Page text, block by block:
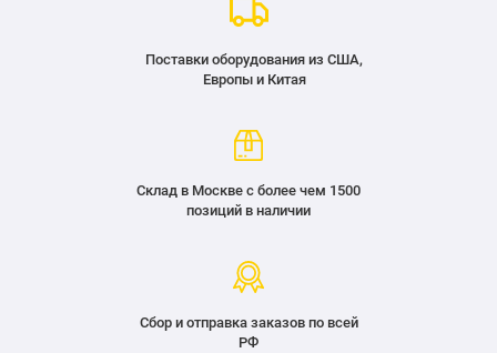
Поставки оборудования из США,
Европы и Китая
Склад в Москве с более чем 1500
позиций в наличии
Сбор и отправка заказов по всей
РФ